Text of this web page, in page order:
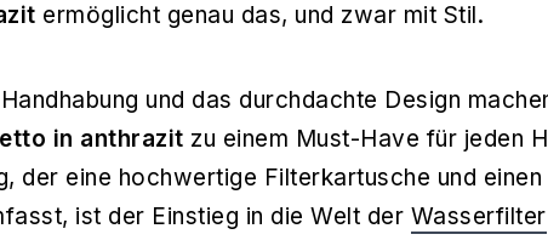
ermöglicht genau das, und zwar mit Stil.
und das durchdachte Design
in anthrazit zu einem Must-Have für jeden
der eine hochwertige Filterkartusche und einen
ist der Einstieg in die Welt der Wasserfilter